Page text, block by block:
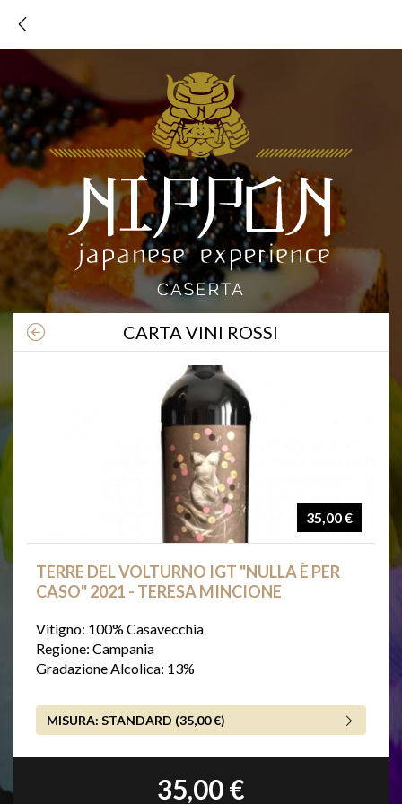
CARTA VINI ROSSI
35,00 €
TERRE DEL VOLTURNO IGT "NULLA È PER
CASO" 2021 - TERESA MINCIONE
Vitigno: 100% Casavecchia
Regione: Campania
Gradazione Alcolica: 13%
MISURA: STANDARD (35,00 €)
35,00 €